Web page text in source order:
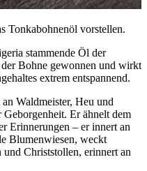
Tonkabohnenöl vorstellen.
stammende Öl der
Bohne gewonnen und wirkt
extrem entspannend.
Waldmeister, Heu und
Er ähnelt dem
Erinnerungen – er innert an
Blumenwiesen, weckt
Christstollen, erinnert an